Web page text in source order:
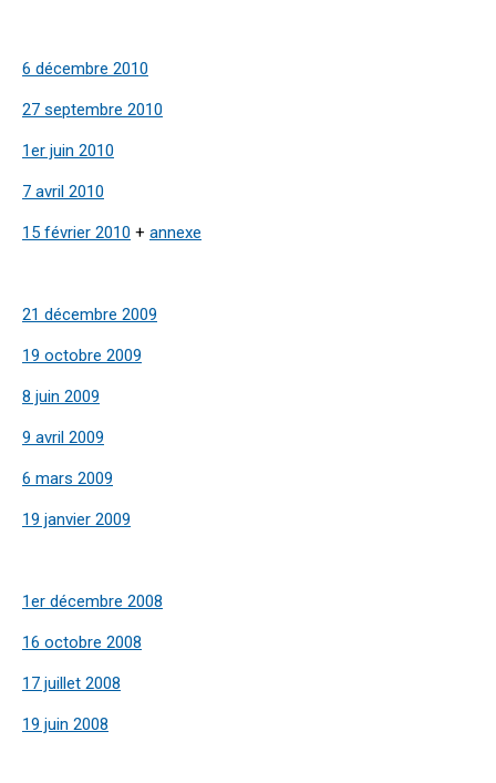
6 décembre 2010
27 septembre 2010
1er juin 2010
7 avril 2010
15 février 2010 + annexe
21 décembre 2009
19 octobre 2009
8 juin 2009
9 avril 2009
6 mars 2009
19 janvier 2009
1er décembre 2008
16 octobre 2008
17 juillet 2008
19 juin 2008